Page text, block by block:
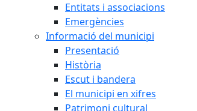
Entitats i associacions
Emergències
Informació del municipi
Presentació
Història
Escut i bandera
El municipi en xifres
Patrimoni cultural